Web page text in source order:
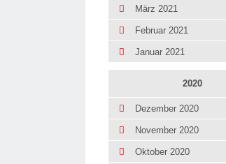
März 2021
Februar 2021
Januar 2021
2020
Dezember 2020
November 2020
Oktober 2020